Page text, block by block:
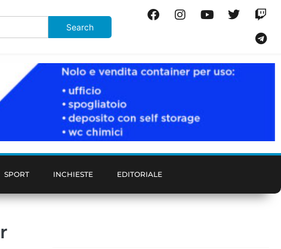
SPORT INCHIESTE EDITORIALE